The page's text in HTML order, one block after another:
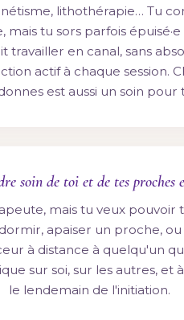
lithothérapie… Tu
tu sors parfois épuisé·e
travailler en canal, sans
actif à chaque session.
est aussi un soin pour
soin de toi et de tes proches
mais tu veux pouvoir
apaiser un proche,
à distance à quelqu'un
sur soi, sur les autres, et
le lendemain de l'initiation.